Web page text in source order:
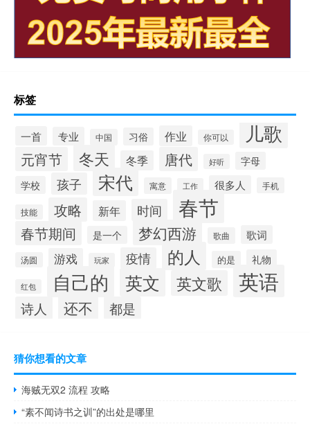
标签
一首 专业 中国 习俗 作业 你可以 儿歌
元宵节 冬天 冬季 唐代 好听
字母
学校
孩子 宋代 寓意 工作 很多人 手机
技能 攻略 新年 时间 春节
春节期间 是一个 梦幻西游 歌曲 歌词
汤圆 游戏 玩家 疫情 的人 的是 礼物
红包 自己的 英文 英文歌 英语
诗人 还不 都是
猜你想看的文章
海贼无双2 流程 攻略
“素不闻诗书之训”的出处是哪里